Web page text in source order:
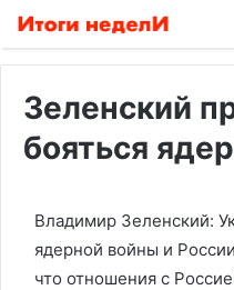
Зеленский
бояться
Владимир Зеленский:
ядерной войны и России
что отношения с